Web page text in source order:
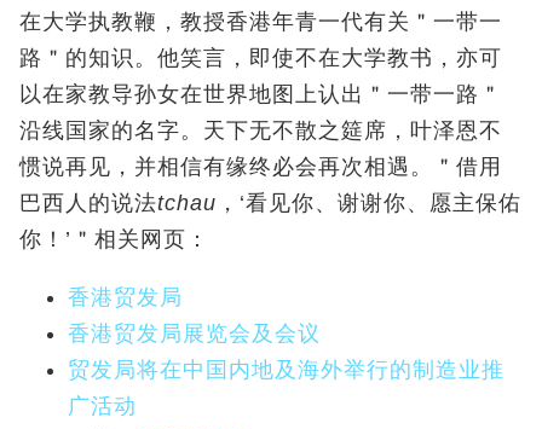
在大学执教鞭，教授香港年青一代有关＂一带一
路＂的知识。他笑言，即使不在大学教书，亦可
以在家教导孙女在世界地图上认出＂一带一路＂
沿线国家的名字。天下无不散之筵席，叶泽恩不
惯说再见，并相信有缘终必会再次相遇。＂借用
巴西人的说法tchau ，‘看见你、谢谢你、愿主保佑
你！’＂相关网页：
香港贸发局
香港贸发局展览会及会议
贸发局将在中国内地及海外举行的制造业推
广活动